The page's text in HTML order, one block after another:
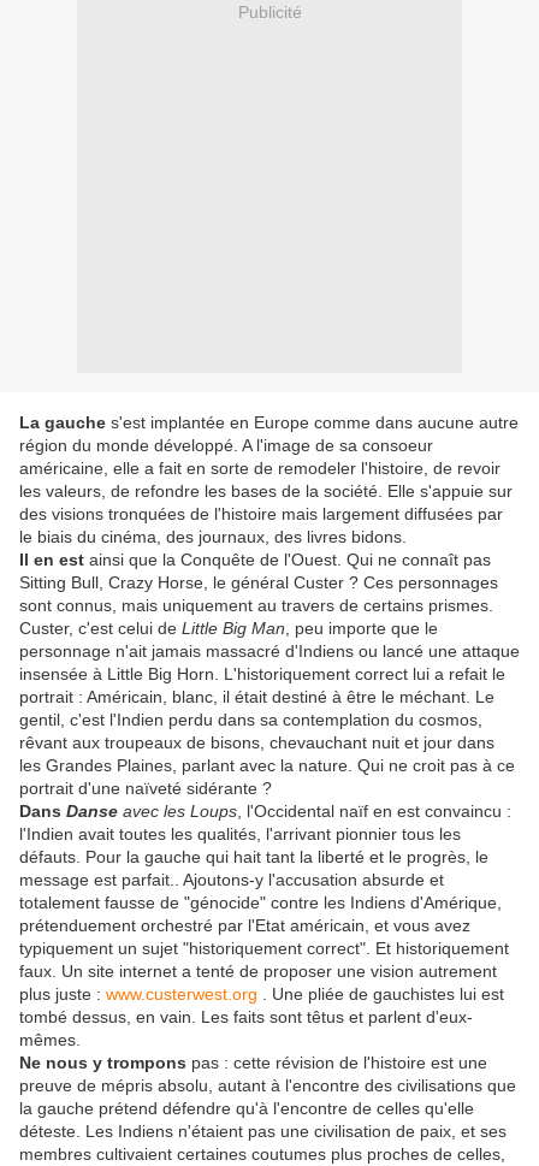
Publicité
La gauche s'est implantée en Europe comme dans aucune autre
région du monde développé. A l'image de sa consoeur
américaine, elle a fait en sorte de remodeler l'histoire, de revoir
les valeurs, de refondre les bases de la société. Elle s'appuie sur
des visions tronquées de l'histoire mais largement diffusées par
le biais du cinéma, des journaux, des livres bidons.
Il en est ainsi que la Conquête de l'Ouest. Qui ne connaît pas
Sitting Bull, Crazy Horse, le général Custer ? Ces personnages
sont connus, mais uniquement au travers de certains prismes.
Custer, c'est celui de Little Big Man , peu importe que le
personnage n'ait jamais massacré d'Indiens ou lancé une attaque
insensée à Little Big Horn. L'historiquement correct lui a refait le
portrait : Américain, blanc, il était destiné à être le méchant. Le
gentil, c'est l'Indien perdu dans sa contemplation du cosmos,
rêvant aux troupeaux de bisons, chevauchant nuit et jour dans
les Grandes Plaines, parlant avec la nature. Qui ne croit pas à ce
portrait d'une naïveté sidérante ?
Dans Danse avec les Loups , l'Occidental naïf en est convaincu :
l'Indien avait toutes les qualités, l'arrivant pionnier tous les
défauts. Pour la gauche qui hait tant la liberté et le progrès, le
message est parfait.. Ajoutons-y l'accusation absurde et
totalement fausse de "génocide" contre les Indiens d'Amérique,
prétenduement orchestré par l'Etat américain, et vous avez
typiquement un sujet "historiquement correct". Et historiquement
faux. Un site internet a tenté de proposer une vision autrement
plus juste : www.custerwest.org . Une pliée de gauchistes lui est
tombé dessus, en vain. Les faits sont têtus et parlent d'eux-
mêmes.
Ne nous y trompons pas : cette révision de l'histoire est une
preuve de mépris absolu, autant à l'encontre des civilisations que
la gauche prétend défendre qu'à l'encontre de celles qu'elle
déteste. Les Indiens n'étaient pas une civilisation de paix, et ses
membres cultivaient certaines coutumes plus proches de celles,